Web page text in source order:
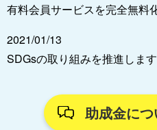
有料会員サービスを完全無料
2021/01/13
SDGsの取り組みを推進します
助成金に